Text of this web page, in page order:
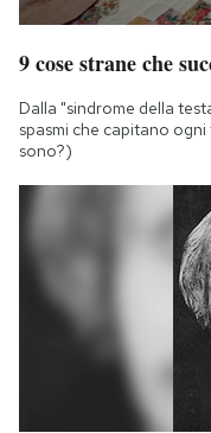
9 cose strane che
Dalla "sindrome della
spasmi che capitano
sono?)